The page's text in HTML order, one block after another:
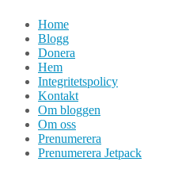
Hoppa
innehåll
Home
Blogg
Donera
Hem
Integritetspolicy
Kontakt
Om bloggen
Om oss
Prenumerera
Prenumerera Jetpack